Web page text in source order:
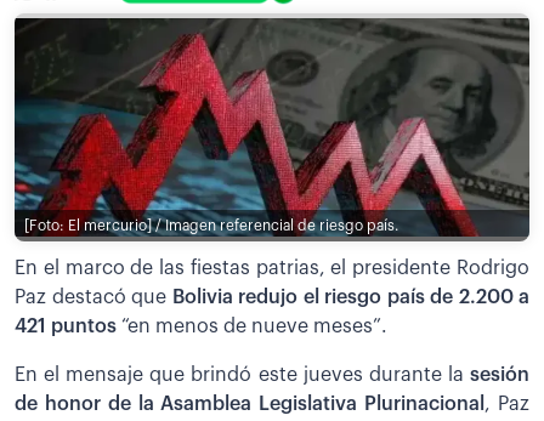
[Foto: El mercurio] / Imagen referencial de riesgo país.
En el marco de las fiestas patrias, el presidente Rodrigo
Paz destacó que Bolivia redujo el riesgo país de 2.200 a
421 puntos “en menos de nueve meses”.
En el mensaje que brindó este jueves durante la sesión
de honor de la Asamblea Legislativa Plurinacional , Paz